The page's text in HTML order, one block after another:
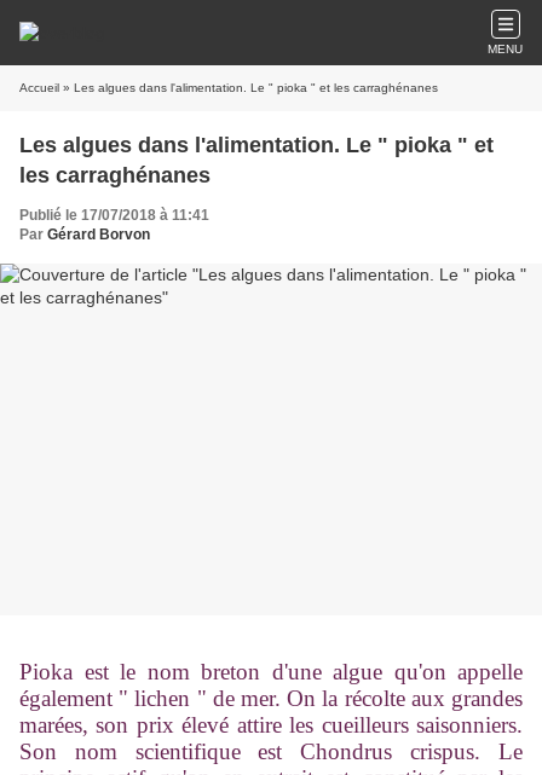
MENU
Accueil » Les algues dans l'alimentation. Le " pioka " et les carraghénanes
Les algues dans l'alimentation. Le " pioka " et
les carraghénanes
Publié le 17/07/2018 à 11:41
Par Gérard Borvon
Pioka est le nom breton d'une algue qu'on appelle
également " lichen " de mer. On la récolte aux grandes
marées, son prix élevé attire les cueilleurs saisonniers.
Son nom scientifique est Chondrus crispus. Le